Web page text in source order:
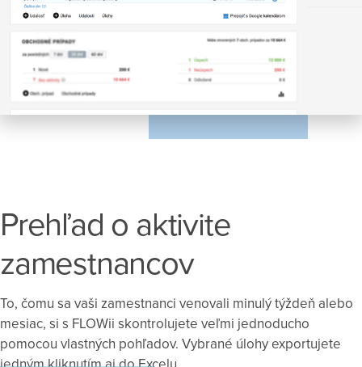
Prehľad o aktivite
zamestnancov
To, čomu sa vaši zamestnanci venovali minulý týždeň alebo
mesiac, si s FLOWii skontrolujete veľmi jednoducho
pomocou vlastných pohľadov. Vybrané úlohy exportujete